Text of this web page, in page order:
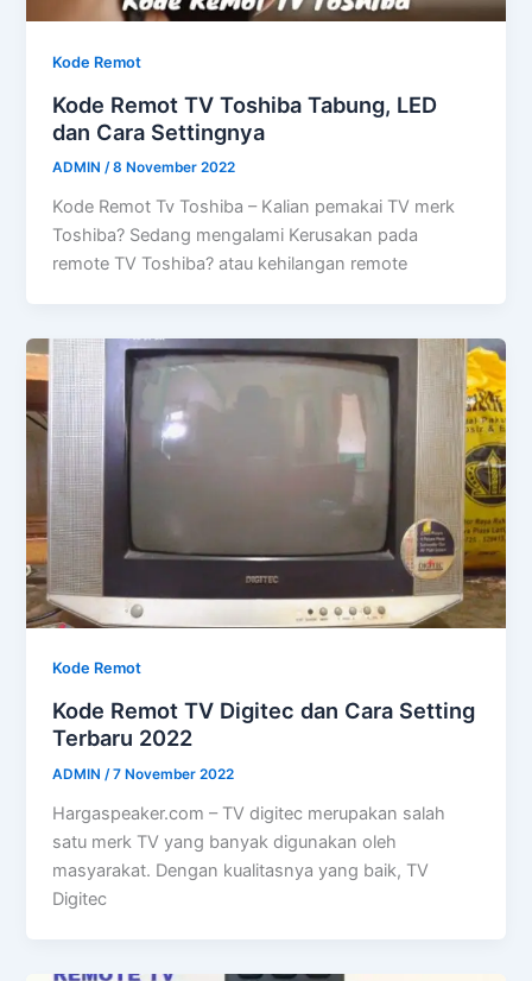
Kode Remot
Kode Remot TV Toshiba Tabung, LED
dan Cara Settingnya
ADMIN/8 November 2022
Kode Remot Tv Toshiba – Kalian pemakai TV merk
Toshiba? Sedang mengalami Kerusakan pada
remote TV Toshiba? atau kehilangan remote
Kode Remot
Kode Remot TV Digitec dan Cara Setting
Terbaru 2022
ADMIN/7 November 2022
Hargaspeaker.com – TV digitec merupakan salah
satu merk TV yang banyak digunakan oleh
masyarakat. Dengan kualitasnya yang baik, TV
Digitec